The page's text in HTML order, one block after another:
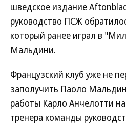
шведское издание
руководство ПСЖ
который ранее играл в
Мальдини.
Французский клуб уже не
заполучить Паоло
работы Карло Анчелотти
тренера команды